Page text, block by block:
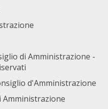
di Amministrazione -
d'Amministrazione
Amministrazione